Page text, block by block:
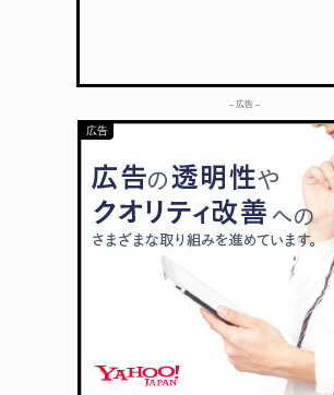
– 広告 –